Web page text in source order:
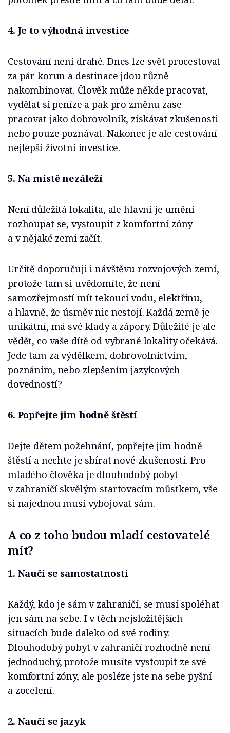
4. Je to výhodná investice
Cestování není drahé. Dnes lze svět procestovat
za pár korun a destinace jdou různě
nakombinovat. Člověk může někde pracovat,
vydělat si peníze a pak pro změnu zase
pracovat jako dobrovolník, získávat zkušenosti
nebo pouze poznávat. Nakonec je ale cestování
nejlepší životní investice.
5. Na místě nezáleží
Není důležitá lokalita, ale hlavní je umění
rozhoupat se, vystoupit z komfortní zóny
a v nějaké zemi začít.
Určitě doporučuji i návštěvu rozvojových zemí,
protože tam si uvědomíte, že není
samozřejmostí mít tekoucí vodu, elektřinu,
a hlavně, že úsměv nic nestojí. Každá země je
unikátní, má své klady a zápory. Důležité je ale
vědět, co vaše dítě od vybrané lokality očekává.
Jede tam za výdělkem, dobrovolnictvím,
poznáním, nebo zlepšením jazykových
dovedností?
6. Popřejte jim hodně štěstí
Dejte dětem požehnání, popřejte jim hodně
štěstí a nechte je sbírat nové zkušenosti. Pro
mladého člověka je dlouhodobý pobyt
v zahraničí skvělým startovacím můstkem, vše
si najednou musí vybojovat sám.
A co z toho budou mladí cestovatelé
mít?
1. Naučí se samostatnosti
Každý, kdo je sám v zahraničí, se musí spoléhat
jen sám na sebe. I v těch nejsložitějších
situacích bude daleko od své rodiny.
Dlouhodobý pobyt v zahraničí rozhodně není
jednoduchý, protože musíte vystoupit ze své
komfortní zóny, ale posléze jste na sebe pyšní
a zocelení.
2. Naučí se jazyk